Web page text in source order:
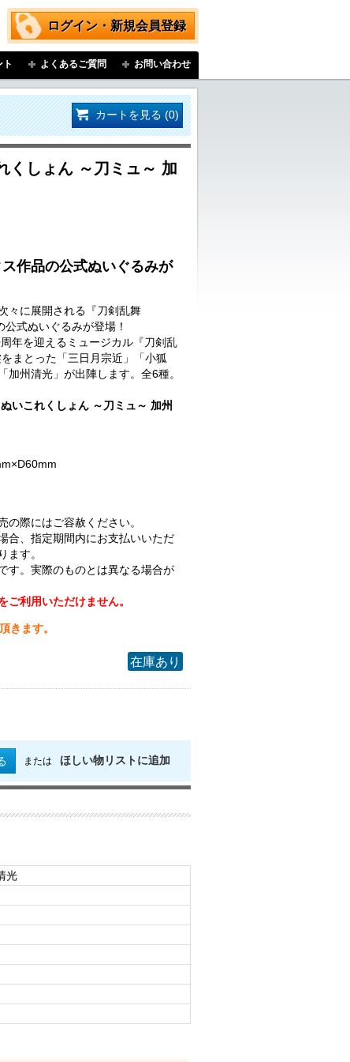
ログイン・新規会員登録
ト よくあるご質問 お問い合わせ
カートを見る (0)
くしょん ～刀ミュ～ 加
作品の公式ぬいぐるみが
々に展開される『刀剣乱舞
式ぬいぐるみが登場！
年を迎えるミュージカル『刀剣乱
まとった「三日月宗近」「小狐
加州清光」が出陣します。全6種。
いこれくしょん ～刀ミュ～ 加州
の際にはご容赦ください。
合、指定期間内にお支払いいただ
ます。
す。実際のものとは異なる場合が
ご利用いただけません。
きます。
在庫あり
または ほしい物リストに追加
光